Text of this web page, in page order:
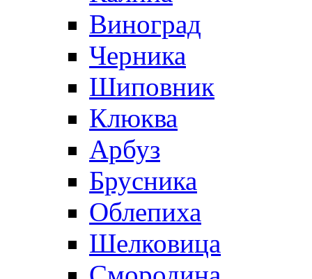
Виноград
Черника
Шиповник
Клюква
Арбуз
Брусника
Облепиха
Шелковица